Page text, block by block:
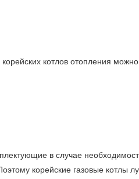
котлов отопления
в случае
корейские газовые котлы